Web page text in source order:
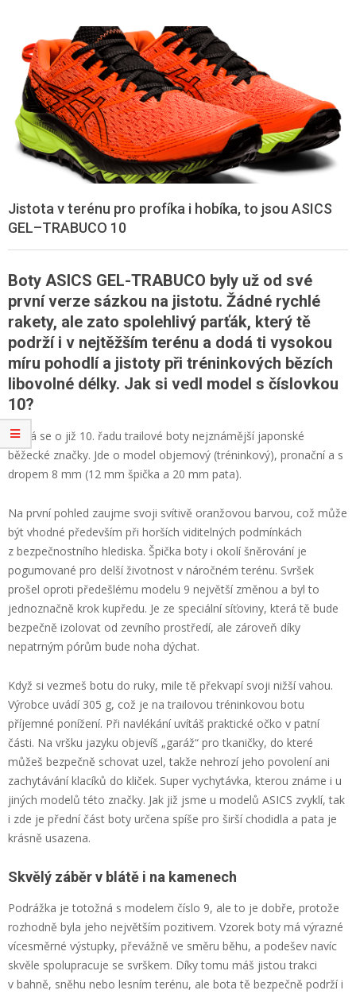
Jistota v terénu pro profíka i hobíka, to jsou ASICS
GEL–TRABUCO 10
Boty ASICS GEL-TRABUCO byly už od své
první verze sázkou na jistotu. Žádné rychlé
rakety, ale zato spolehlivý parťák, který tě
podrží i v nejtěžším terénu a dodá ti vysokou
míru pohodlí a jistoty při tréninkových bězích
libovolné délky. Jak si vedl model s číslovkou
10?
Jedná se o již 10. řadu trailové boty nejznámější japonské
běžecké značky. Jde o model objemový (tréninkový), pronační a s
dropem 8 mm (12 mm špička a 20 mm pata).
Na první pohled zaujme svoji svítivě oranžovou barvou, což může
být vhodné především při horších viditelných podmínkách
z bezpečnostního hlediska. Špička boty i okolí šněrování je
pogumované pro delší životnost v náročném terénu. Svršek
prošel oproti předešlému modelu 9 největší změnou a byl to
jednoznačně krok kupředu. Je ze speciální síťoviny, která tě bude
bezpečně izolovat od zevního prostředí, ale zároveň díky
nepatrným pórům bude noha dýchat.
Když si vezmeš botu do ruky, mile tě překvapí svoji nižší vahou.
Výrobce uvádí 305 g, což je na trailovou tréninkovou botu
příjemné ponížení. Při navlékání uvítáš praktické očko v patní
části. Na vršku jazyku objevíš „garáž“ pro tkaničky, do které
můžeš bezpečně schovat uzel, takže nehrozí jeho povolení ani
zachytávání klacíků do kliček. Super vychytávka, kterou známe i u
jiných modelů této značky. Jak již jsme u modelů ASICS zvyklí, tak
i zde je přední část boty určena spíše pro širší chodidla a pata je
krásně usazena.
Skvělý záběr v blátě i na kamenech
Podrážka je totožná s modelem číslo 9, ale to je dobře, protože
rozhodně byla jeho největším pozitivem. Vzorek boty má výrazné
vícesměrné výstupky, převážně ve směru běhu, a podešev navíc
skvěle spolupracuje se svrškem. Díky tomu máš jistou trakci
v bahně, sněhu nebo lesním terénu, ale bota tě bezpečně podrží i